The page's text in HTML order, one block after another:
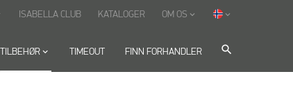
TILBEHØR keyboard_arrow_down TIMEOUT FINN FORHANDLER search
ISABELLA CLUB KATALOGER OM OS keyboard_arrow_down keyboard_arrow_down